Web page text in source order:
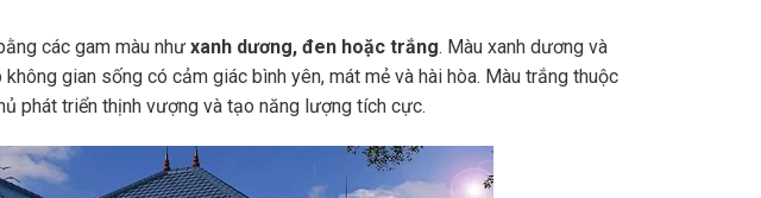
các gam màu như xanh dương, đen hoặc trắng. Màu xanh dương và
gian sống có cảm giác bình yên, mát mẻ và hài hòa. Màu trắng thuộc
phát triển thịnh vượng và tạo năng lượng tích cực.